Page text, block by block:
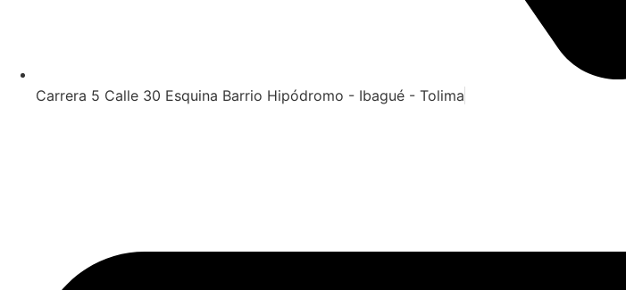
Carrera 5 Calle 30 Esquina Barrio Hipódromo - Ibagué - Tolima